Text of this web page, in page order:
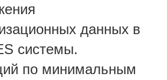
данных в
системы.
по минимальным